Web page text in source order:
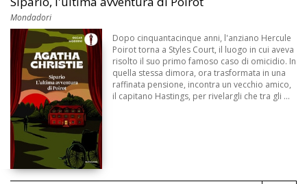
Mondadori
Dopo cinquantacinque anni, l'anziano Hercule
Poirot torna a Styles Court, il luogo in cui aveva
risolto il suo primo famoso caso di omicidio. In
quella stessa dimora, ora trasformata in una
raffinata pensione, incontra un vecchio amico,
il capitano Hastings, per rivelargli che tra gli ...